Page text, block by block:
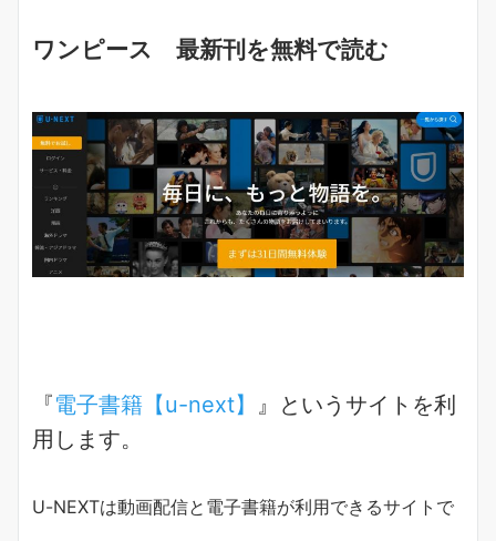
ワンピース 最新刊を無料で読む
『電子書籍【u-next】
』というサイトを利
用します。
U-NEXTは動画配信と電子書籍が利用できるサイトで